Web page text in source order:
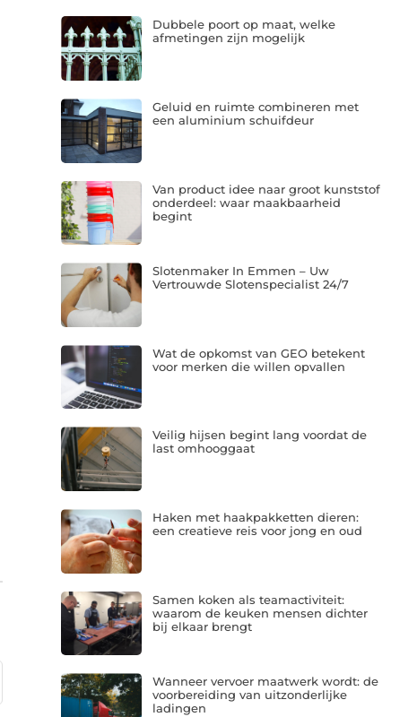
Dubbele poort op maat, welke
afmetingen zijn mogelijk
Geluid en ruimte combineren met
een aluminium schuifdeur
Van product idee naar groot kunststof
onderdeel: waar maakbaarheid
begint
Slotenmaker In Emmen – Uw
Vertrouwde Slotenspecialist 24/7
Wat de opkomst van GEO betekent
voor merken die willen opvallen
Veilig hijsen begint lang voordat de
last omhooggaat
Haken met haakpakketten dieren:
een creatieve reis voor jong en oud
Samen koken als teamactiviteit:
waarom de keuken mensen dichter
bij elkaar brengt
Wanneer vervoer maatwerk wordt: de
voorbereiding van uitzonderlijke
ladingen